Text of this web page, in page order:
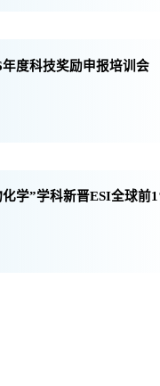
度科技奖励申报培训会
学”学科新晋ESI全球前